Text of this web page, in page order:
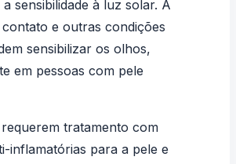
sensibilidade à luz solar. A
e outras condições
sensibilizar os olhos,
em pessoas com pele
requerem tratamento com
inflamatórias para a pele e